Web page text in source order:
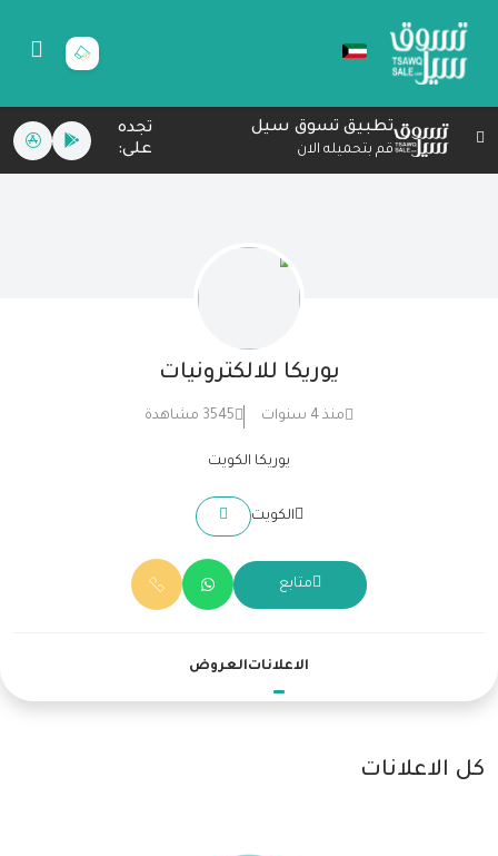
تطبيق تسوق سيل
قم بتحميله الان
تجده
على:
يوريكا للالكترونيات
منذ 4 سنوات 3545 مشاهدة
يوريكا الكويت
الكويت
متابع
الاعلاناتالعروض
كل الاعلانات